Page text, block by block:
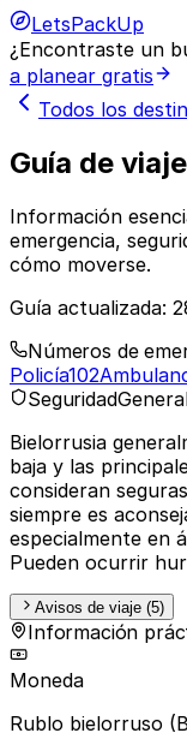
LetsPackUp
¿Encontraste un
a planear gratis
Todos los
Guía de
Información
emergencia,
cómo moverse.
Guía actualizada:
Números de
Policía102
Seguridad
Bielorrusia
baja y las
consideran
siempre es
especialmente en
Pueden ocurrir
Avisos de viaje (5)
Información
Moneda
Rublo bielorruso